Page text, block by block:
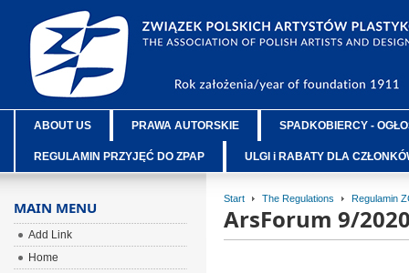
ABOUT US PRAWA AUTORSKIE SPADKOBIERCY -
REGULAMIN PRZYJĘĆ DO ZPAP ULGI i RABATY DLA
Start The Regulations Regulamin
ArsForum 9/
MAIN MENU
Add Link
Home